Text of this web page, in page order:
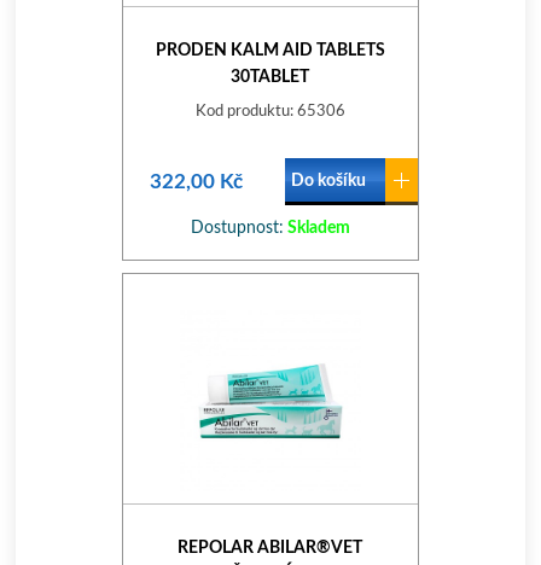
PRODEN KALM AID TABLETS
30TABLET
Kod produktu: 65306
322,00 Kč Do košíku
Dostupnost: Skladem
REPOLAR ABILAR®VET